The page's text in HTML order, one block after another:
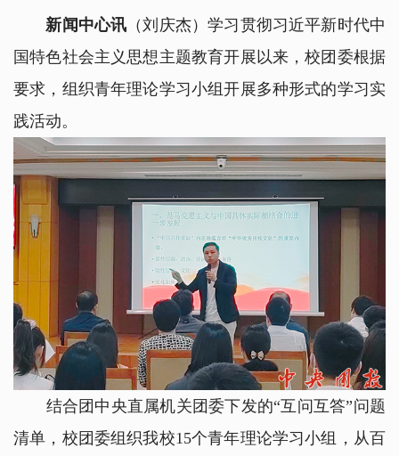
新闻中心讯 （刘庆杰）学习贯彻习近平新时代中
国特色社会主义思想主题教育开展以来，校团委根据
要求，组织青年理论学习小组开展多种形式的学习实
践活动。
结合团中央直属机关团委下发的“互问互答”问题
清单，校团委组织我校15个青年理论学习小组，从百